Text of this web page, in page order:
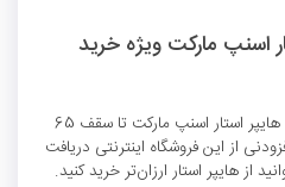
اسنپ مارکت ویژه خرید
استار اسنپ مارکت
تا سقف 65
از این فروشگاه اینترنتی دریافت
از هایپر استار‌ ارزان‌تر خرید کنید.